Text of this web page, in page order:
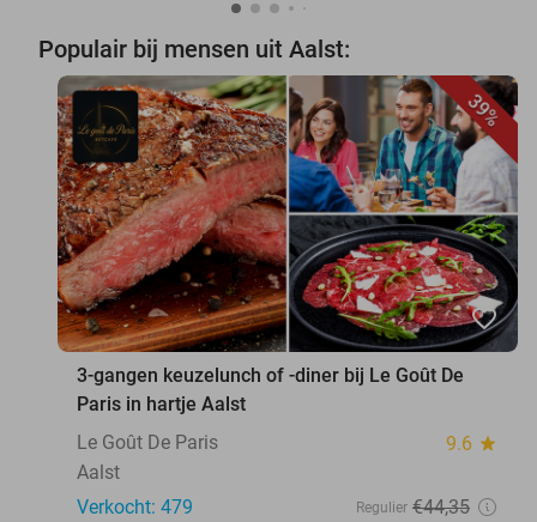
Populair bij mensen uit Aalst:
39%
favorite_border
3-gangen keuzelunch of -diner bij Le Goût De
Paris in hartje Aalst
Le Goût De Paris
9.6 star
Aalst
Verkocht: 479
Regulier €44,35